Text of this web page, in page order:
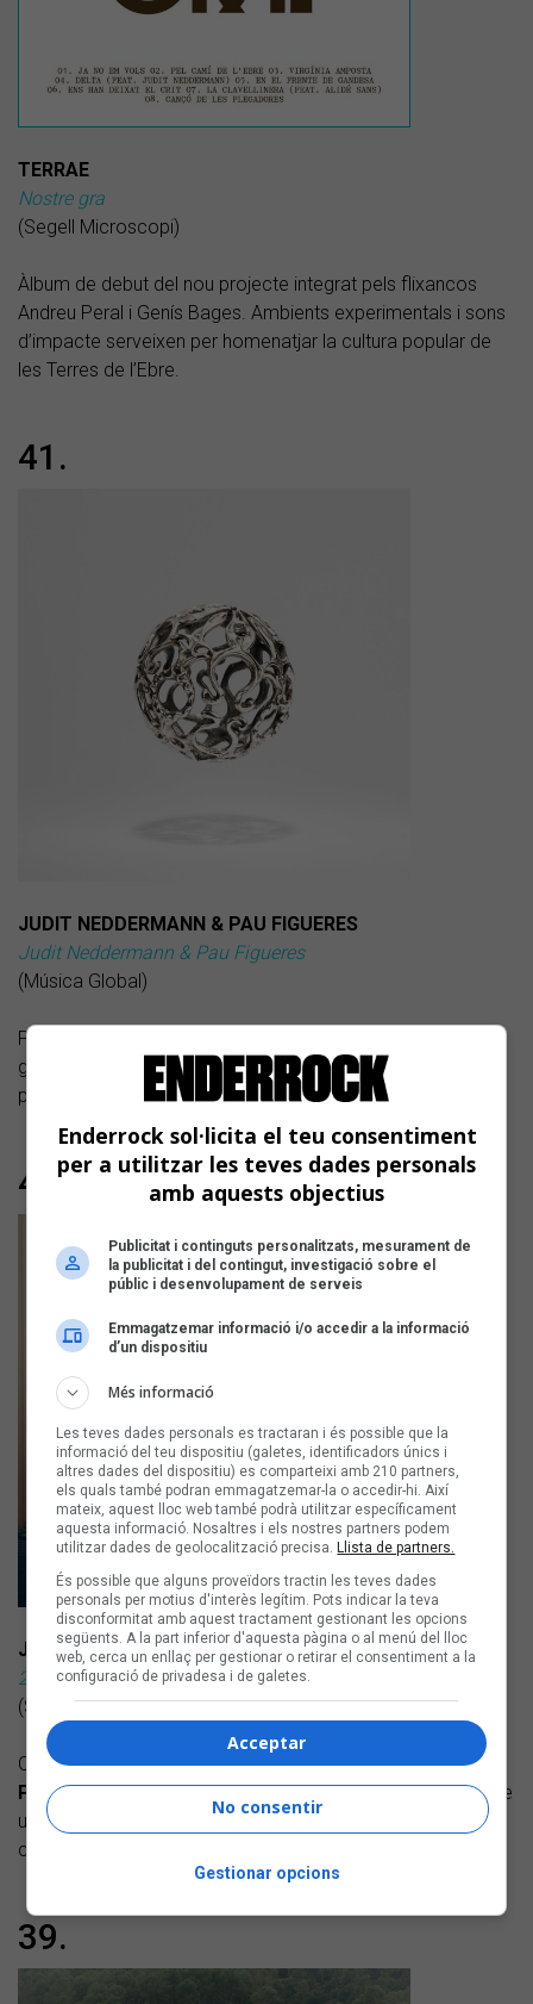
TERRAE
Nostre gra
(Segell Microscopi)
Àlbum de debut del nou projecte integrat pels flixancos
Andreu Peral i Genís Bages. Ambients experimentals i sons
d’impacte serveixen per homenatjar la cultura popular de
les Terres de l’Ebre.
41.
JUDIT NEDDERMANN & PAU FIGUERES
Judit Neddermann & Pau Figueres
(Música Global)
Parella artística de fa anys, la cantant maresmenca i el
guitarrista barceloní signen i interpreten plegats tretze
peces delicades en diverses llengües.
40.
JULIETA
23
(Sony Music)
Quart llarga durada de l’artista barcelonina, produït per
Phoac. El títol és una referència a l’edat actual, en què obre
una nova etapa quan els ‘contes de fades’ donen pas als
canvis i la maduresa vitals.
39.
Enderrock sol·licita el teu consentiment
per a utilitzar les teves dades personals
amb aquests objectius
Publicitat i continguts personalitzats, mesurament de
la publicitat i del contingut, investigació sobre el
públic i desenvolupament de serveis
Emmagatzemar informació i/o accedir a la informació
d’un dispositiu
Més informació
Les teves dades personals es tractaran i és possible que la
informació del teu dispositiu (galetes, identificadors únics i
altres dades del dispositiu) es comparteixi amb 210 partners,
els quals també podran emmagatzemar-la o accedir-hi. Així
mateix, aquest lloc web també podrà utilitzar específicament
aquesta informació. Nosaltres i els nostres partners podem
utilitzar dades de geolocalització precisa. Llista de partners.
És possible que alguns proveïdors tractin les teves dades
personals per motius d'interès legítim. Pots indicar la teva
disconformitat amb aquest tractament gestionant les opcions
següents. A la part inferior d'aquesta pàgina o al menú del lloc
web, cerca un enllaç per gestionar o retirar el consentiment a la
configuració de privadesa i de galetes.
Acceptar
No consentir
Gestionar opcions